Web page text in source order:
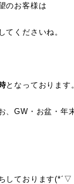
のお客様は
てくださいね。
となっております
、GW・お盆・年
しております(*´▽